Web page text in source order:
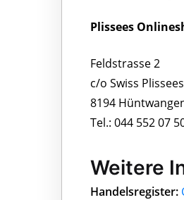
Plissees
Feldstrasse 2
c/o Swiss Plissees
8194
Tel.: 044 552 07
Weitere
Handelsregister: